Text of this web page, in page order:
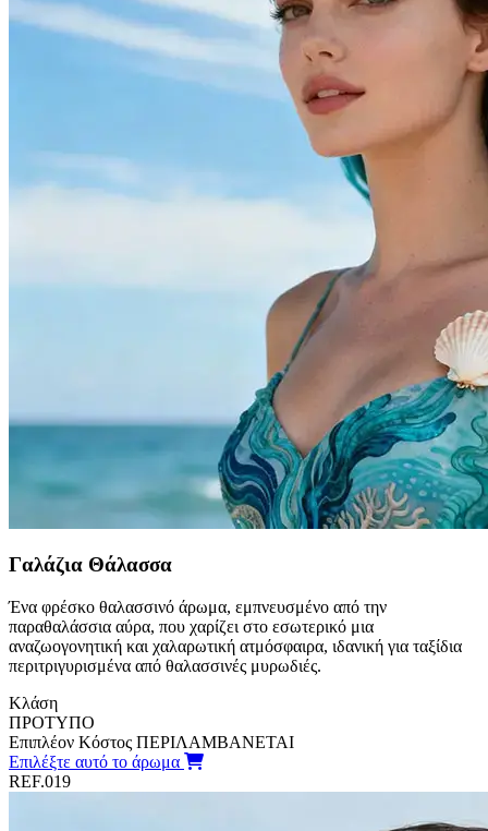
Γαλάζια Θάλασσα
Ένα φρέσκο θαλασσινό άρωμα, εμπνευσμένο από την
παραθαλάσσια αύρα, που χαρίζει στο εσωτερικό μια
αναζωογονητική και χαλαρωτική ατμόσφαιρα, ιδανική για ταξίδια
περιτριγυρισμένα από θαλασσινές μυρωδιές.
Κλάση
ΠΡΟΤΥΠΟ
Επιπλέον Κόστος ΠΕΡΙΛΑΜΒΑΝΕΤΑΙ
Επιλέξτε αυτό το άρωμα
REF.019